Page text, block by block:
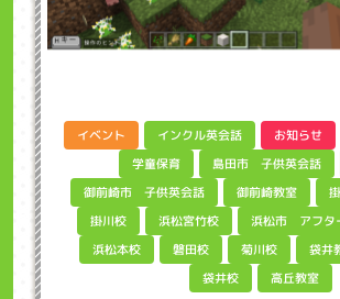
イベント インクル英会話 お知らせ
学童保育 島田市 子供英会話
御前崎市 子供英会話 御前崎教室
掛川校 浜松宮竹校 浜松市 アフタ
浜松本校 磐田校 菊川校 袋井
袋井校 高丘教室